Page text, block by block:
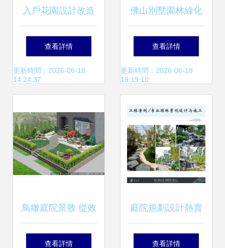
入戶花園設計改造
園林綠化工程的藝
術與實踐
查看詳情
更新時間：2026-06-18
14:24:37
佛山別墅園林綠化
一流設計與施工服
務，鑄就嶺南雅致
查看詳情
更新時間：2026-06-18
19:19:10
鳥瞰庭院景致 從效
果圖到實景落成的
查看詳情
庭院規劃設計熱賣
促銷 打造夢想家園
查看詳情